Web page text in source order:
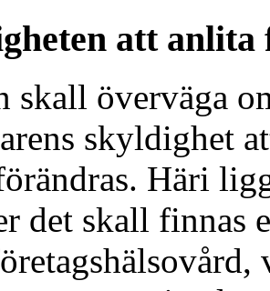
att anlita
skall överväga
skyldighet
Häri
det skall finnas